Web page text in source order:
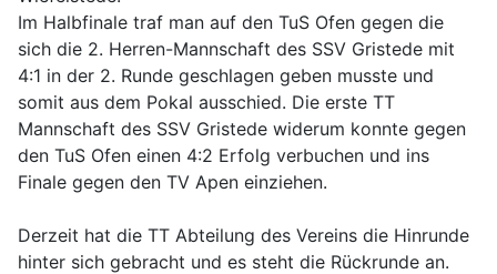
Im Halbfinale traf man auf den TuS Ofen gegen die
sich die 2. Herren-Mannschaft des SSV Gristede mit
4:1 in der 2. Runde geschlagen geben musste und
somit aus dem Pokal ausschied. Die erste TT
Mannschaft des SSV Gristede widerum konnte gegen
den TuS Ofen einen 4:2 Erfolg verbuchen und ins
Finale gegen den TV Apen einziehen.
Derzeit hat die TT Abteilung des Vereins die Hinrunde
hinter sich gebracht und es steht die Rückrunde an.